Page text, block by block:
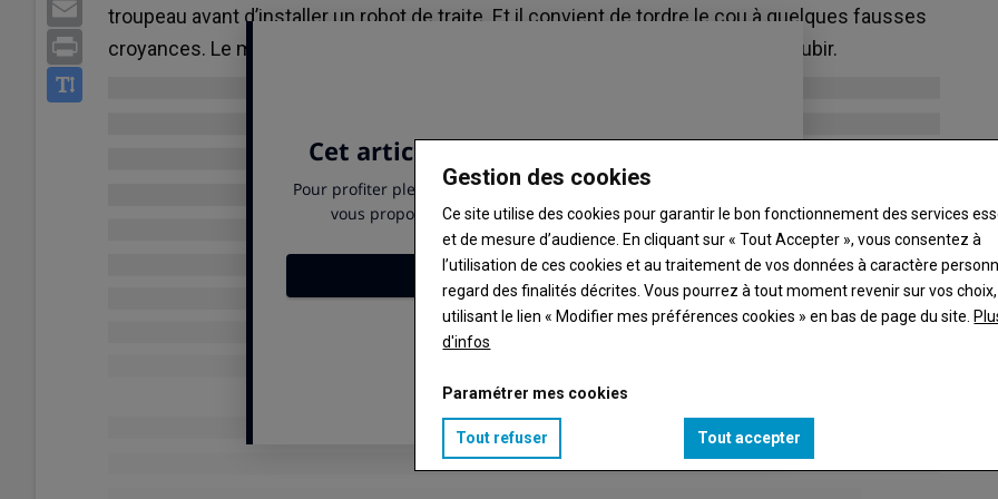
Email
Print
troupeau avant d’installer un robot de traite. Et il convient de tordre le cou à quelques fausses
croyances. Le mot d'ordre est d'anticiper le passage au robot plutôt que de le subir.
Gestion des cookies
Ce site utilise des cookies pour garantir le bon fonctionnement des services
et de mesure d’audience. En cliquant sur « Tout Accepter », vous consentez à
l’utilisation de ces cookies et au traitement de vos données à caractère
regard des finalités décrites. Vous pourrez à tout moment revenir sur vos
utilisant le lien « Modifier mes préférences cookies » en bas de page du site.
d'infos
Paramétrer mes cookies
Tout refuser Tout accepter